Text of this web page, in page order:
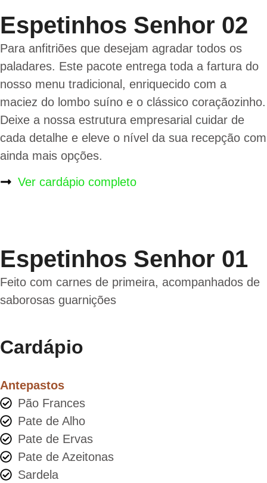
Espetinhos Senhor 02
Para anfitriões que desejam agradar todos os
paladares. Este pacote entrega toda a fartura do
nosso menu tradicional, enriquecido com a
maciez do lombo suíno e o clássico coraçãozinho.
Deixe a nossa estrutura empresarial cuidar de
cada detalhe e eleve o nível da sua recepção com
ainda mais opções.
Ver cardápio completo
Espetinhos Senhor 01
Feito com carnes de primeira, acompanhados de
saborosas guarnições
Cardápio
Antepastos
Pão Frances
Pate de Alho
Pate de Ervas
Pate de Azeitonas
Sardela